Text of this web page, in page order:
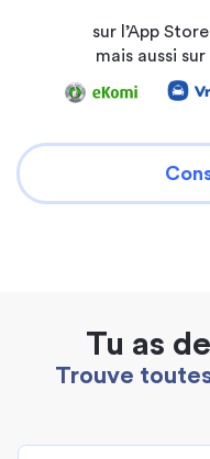
sur l’App
mais aussi
Tu as
Trouve